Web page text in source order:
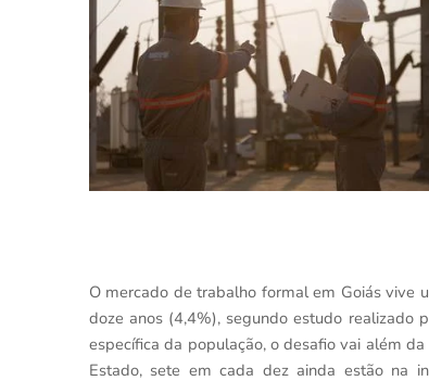
O mercado de trabalho formal em Goiás vive
doze anos (4,4%), segundo estudo realizado
específica da população, o desafio vai além
Estado, sete em cada dez ainda estão na